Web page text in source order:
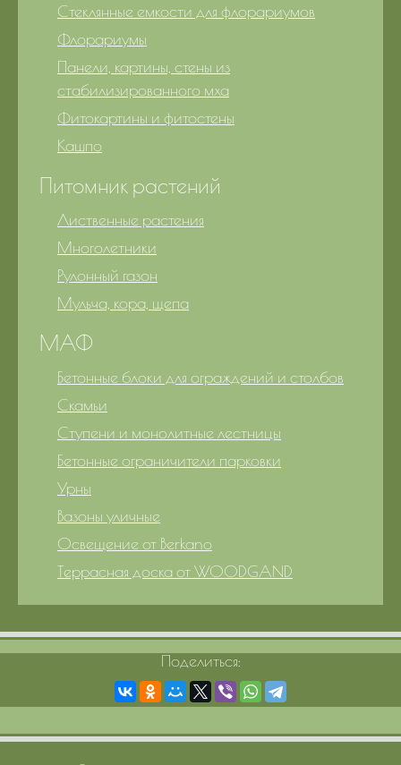
Стеклянные емкости для флорариумов
Флорариумы
Панели, картины, стены из
стабилизированного мха
Фитокартины и фитостены
Кашпо
Питомник растений
Лиственные растения
Многолетники
Рулонный газон
Мульча, кора, щепа
МАФ
Бетонные блоки для ограждений и столбов
Скамьи
Ступени и монолитные лестницы
Бетонные ограничители парковки
Урны
Вазоны уличные
Освещение от Berkano
Террасная доска от WOODGAND
Поделиться: